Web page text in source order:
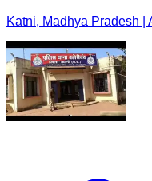
Katni, Madhya Pradesh |